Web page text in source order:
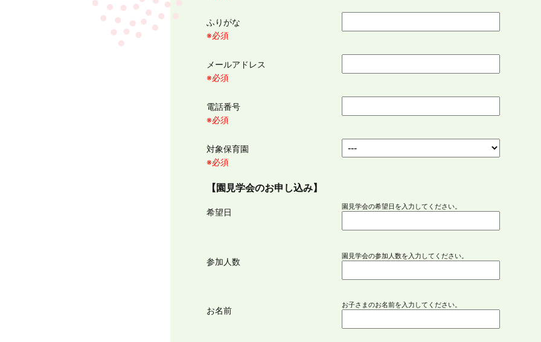
ふりがな
※必須
メールアドレス
※必須
電話番号
※必須
対象保育園
※必須
【園見学会のお申し込み】
希望日
園見学会の希望日を入力してください。
参加人数
園見学会の参加人数を入力してください。
お名前
お子さまのお名前を入力してください。